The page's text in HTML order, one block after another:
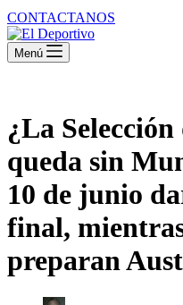
CONTACTANOS
Menú
¿La
queda sin
10 de junio
final,
preparan